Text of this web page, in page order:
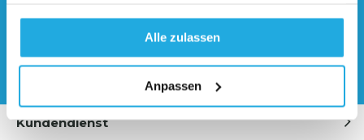
gesammelt haben.
Alle zulassen
Anpassen
0541 700 260
Angebot anfordern
Kundendienst